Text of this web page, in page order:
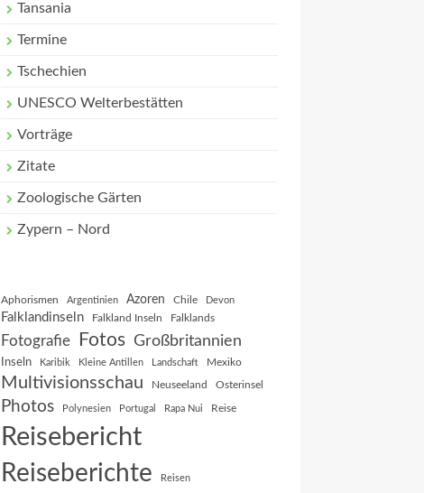
Tansania
Termine
Tschechien
UNESCO Welterbestätten
Vorträge
Zitate
Zoologische Gärten
Zypern – Nord
Aphorismen Argentinien Azoren Chile Devon
Falklandinseln Falkland Inseln Falklands
Fotografie Fotos Großbritannien
Inseln Karibik Kleine Antillen Landschaft Mexiko
Multivisionsschau Neuseeland Osterinsel
Photos Polynesien Portugal Rapa Nui Reise
Reisebericht
Reiseberichte Reisen